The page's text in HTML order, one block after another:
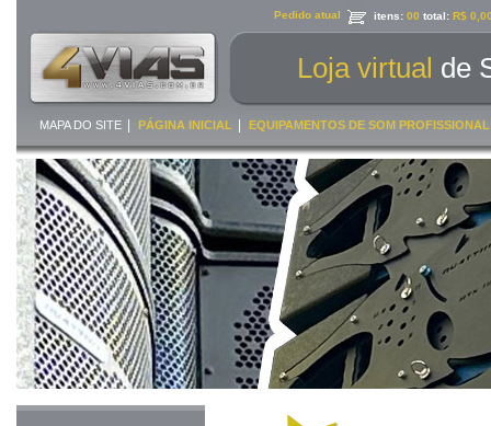
Pedido atual itens: 00 total: R$
Loja virtual de
MAPA DO SITE| PÁGINA INICIAL | EQUIPAMENTOS DE SOM PROFISSIONAL